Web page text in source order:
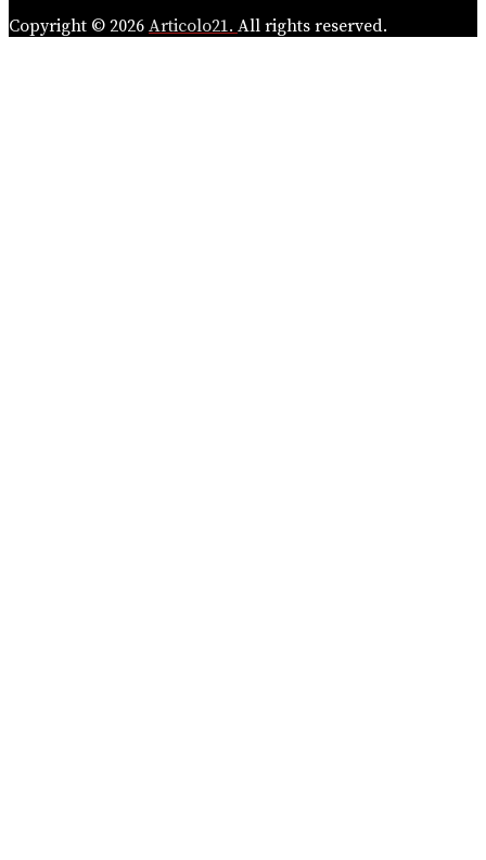
Copyright © 2026 Articolo21. All rights reserved.